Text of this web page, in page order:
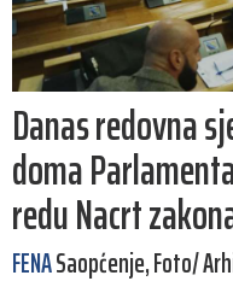
Danas redovna
doma
redu Nacrt
FENASaopćenje, Foto/